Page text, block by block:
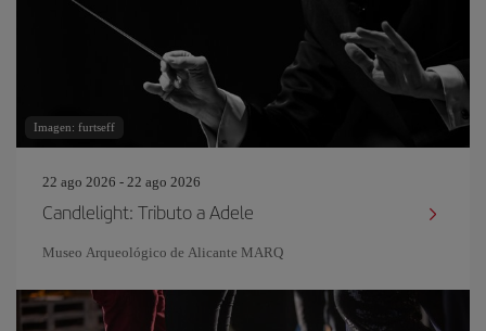
Imagen: furtseff
22 ago 2026 - 22 ago 2026
Candlelight: Tributo a Adele
Museo Arqueológico de Alicante MARQ